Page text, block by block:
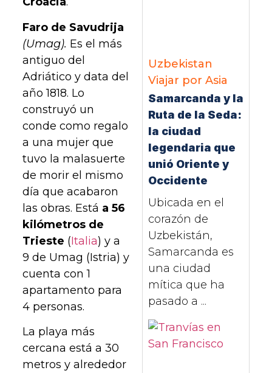
Faro de Savudrija
(Umag). Es el más
antiguo del
Adriático y data del
año 1818. Lo
construyó un
conde como regalo
a una mujer que
tuvo la malasuerte
de morir el mismo
día que acabaron
las obras. Está a 56
kilómetros de
Trieste (Italia) y a
9 de Umag (Istria) y
cuenta con 1
apartamento para
4 personas.
La playa más
cercana está a 30
metros y alrededor
Uzbekistan
Viajar por Asia
Samarcanda y la
Ruta de la Seda:
la ciudad
legendaria que
unió Oriente y
Occidente
Ubicada en el
corazón de
Uzbekistán,
Samarcanda es
una ciudad
mítica que ha
pasado a ...